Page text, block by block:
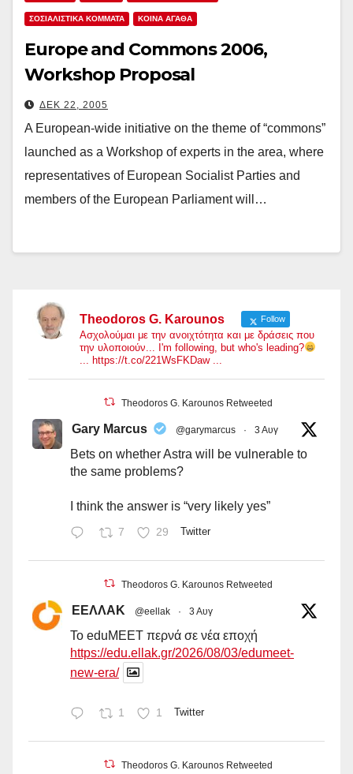
ΣΟΣΙΑΛΙΣΤΙΚΆ ΚΌΜΜΑΤΑ ΚΟΙΝΑ ΑΓΑΘΑ
Europe and Commons 2006,
Workshop Proposal
ΔΕΚ 22, 2005
A European-wide initiative on the theme of “commons”
launched as a Workshop of experts in the area, where
representatives of European Socialist Parties and
members of the European Parliament will…
Theodoros G. Karounos Follow
Ασχολούμαι με την ανοιχτότητα και με δράσεις που
την υλοποιούν... I'm following, but who's leading?
... https://t.co/221WsFKDaw ...
Theodoros G. Karounos Retweeted
Gary Marcus @garymarcus · 3 Αυγ
Bets on whether Astra will be vulnerable to
the same problems?
I think the answer is “very likely yes”
7 29 Twitter
Theodoros G. Karounos Retweeted
ΕΕΛΛΑΚ @eellak · 3 Αυγ
Το eduMEET περνά σε νέα εποχή
https://edu.ellak.gr/2026/08/03/edumeet-
new-era/
1 1 Twitter
Theodoros G. Karounos Retweeted